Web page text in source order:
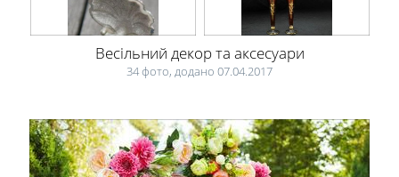
Весільний декор та аксесуари
34 фото, додано 07.04.2017